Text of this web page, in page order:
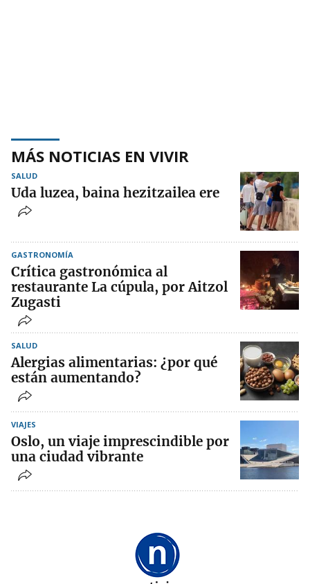
MÁS NOTICIAS EN VIVIR
SALUD
Uda luzea, baina hezitzailea ere
GASTRONOMÍA
Crítica gastronómica al
restaurante La cúpula, por Aitzol
Zugasti
SALUD
Alergias alimentarias: ¿por qué
están aumentando?
VIAJES
Oslo, un viaje imprescindible por
una ciudad vibrante